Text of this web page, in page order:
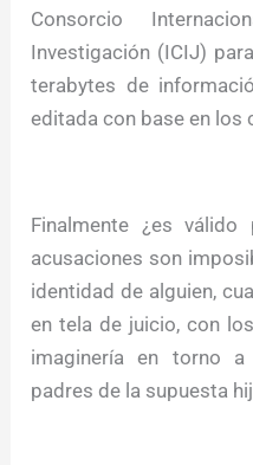
Consorcio
Investigación (ICIJ)
terabytes de
editada con base en los
Finalmente ¿es válido
acusaciones son
identidad de alguien,
en tela de juicio, con
imaginería en torno
padres de la supuesta